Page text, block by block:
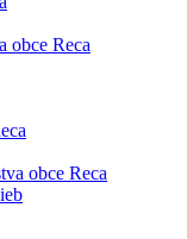
obce Reca
obce Reca